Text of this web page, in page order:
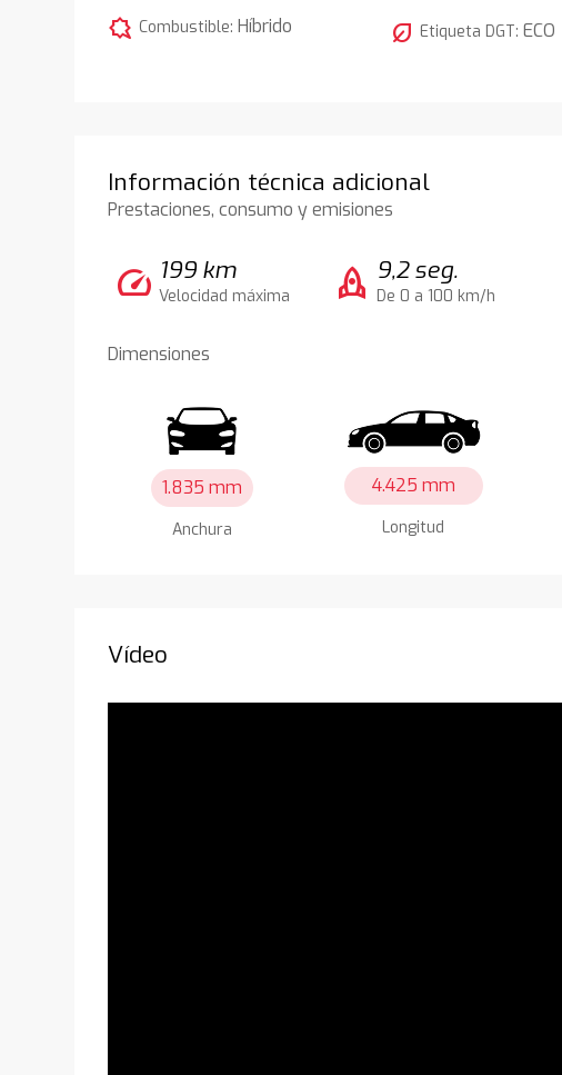
comic_bubble Combustible:Híbrido nest_eco_leaf Etiqueta DGT:ECO
Información técnica adicional
Prestaciones, consumo y emisiones
speed 199 km
Velocidad máxima rocket 9,2 seg.
De 0 a 100 km/h
Dimensiones
1.835 mm
Anchura
4.425 mm
Longitud
Vídeo